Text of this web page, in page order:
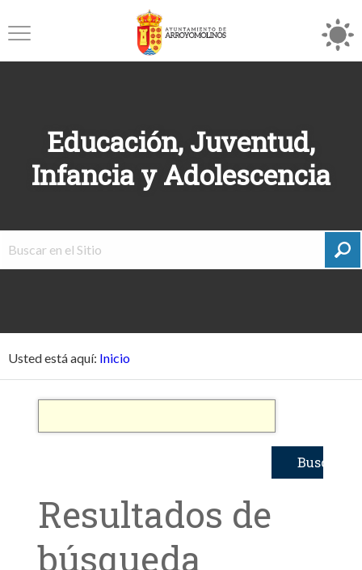
Educación, Juventud,
Infancia y Adolescencia
Usted está aquí: Inicio
Resultados de
búsqueda